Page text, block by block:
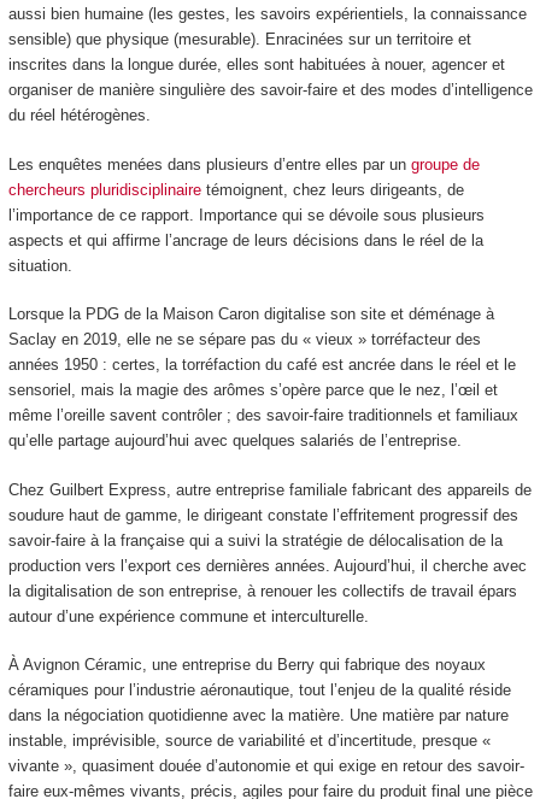
aussi bien humaine (les gestes, les savoirs expérientiels, la connaissance
sensible) que physique (mesurable). Enracinées sur un territoire et
inscrites dans la longue durée, elles sont habituées à nouer, agencer et
organiser de manière singulière des savoir-faire et des modes d’intelligence
du réel hétérogènes.
Les enquêtes menées dans plusieurs d’entre elles par un groupe de
chercheurs pluridisciplinairetémoignent, chez leurs dirigeants, de
l’importance de ce rapport. Importance qui se dévoile sous plusieurs
aspects et qui affirme l’ancrage de leurs décisions dans le réel de la
situation.
Lorsque la PDG de la Maison Caron digitalise son site et déménage à
Saclay en 2019, elle ne se sépare pas du « vieux » torréfacteur des
années 1950 : certes, la torréfaction du café est ancrée dans le réel et le
sensoriel, mais la magie des arômes s’opère parce que le nez, l’œil et
même l’oreille savent contrôler ; des savoir-faire traditionnels et familiaux
qu’elle partage aujourd’hui avec quelques salariés de l’entreprise.
Chez Guilbert Express, autre entreprise familiale fabricant des appareils de
soudure haut de gamme, le dirigeant constate l’effritement progressif des
savoir-faire à la française qui a suivi la stratégie de délocalisation de la
production vers l’export ces dernières années. Aujourd’hui, il cherche avec
la digitalisation de son entreprise, à renouer les collectifs de travail épars
autour d’une expérience commune et interculturelle.
À Avignon Céramic, une entreprise du Berry qui fabrique des noyaux
céramiques pour l’industrie aéronautique, tout l’enjeu de la qualité réside
dans la négociation quotidienne avec la matière. Une matière par nature
instable, imprévisible, source de variabilité et d’incertitude, presque «
vivante », quasiment douée d’autonomie et qui exige en retour des savoir-
faire eux-mêmes vivants, précis, agiles pour faire du produit final une pièce